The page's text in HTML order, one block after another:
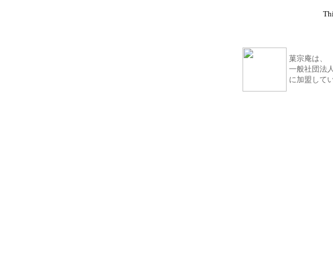
菓宗庵は、
一般社団法
に加盟して